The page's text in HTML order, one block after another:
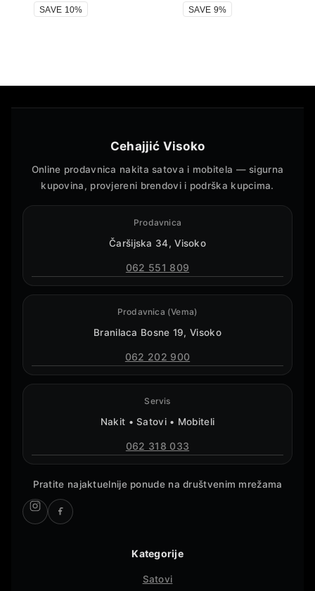
SAVE 10% SAVE 9%
Cehajjić Visoko
Online prodavnica nakita satova i mobitela — sigurna
kupovina, provjereni brendovi i podrška kupcima.
Prodavnica
Čaršijska 34, Visoko
062 551 809
Prodavnica (Vema)
Branilaca Bosne 19, Visoko
062 202 900
Servis
Nakit • Satovi • Mobiteli
062 318 033
Pratite najaktuelnije ponude na društvenim mrežama
Kategorije
Satovi